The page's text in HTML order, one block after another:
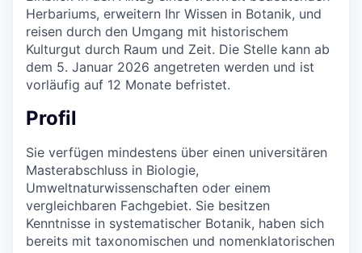
Herbariums, erweitern Ihr Wissen in Botanik, und
reisen durch den Umgang mit historischem
Kulturgut durch Raum und Zeit. Die Stelle kann ab
dem 5. Januar 2026 angetreten werden und ist
vorläufig auf 12 Monate befristet.
Profil
Sie verfügen mindestens über einen universitären
Masterabschluss in Biologie,
Umweltnaturwissenschaften oder einem
vergleichbaren Fachgebiet. Sie besitzen
Kenntnisse in systematischer Botanik, haben sich
bereits mit taxonomischen und nomenklatorischen